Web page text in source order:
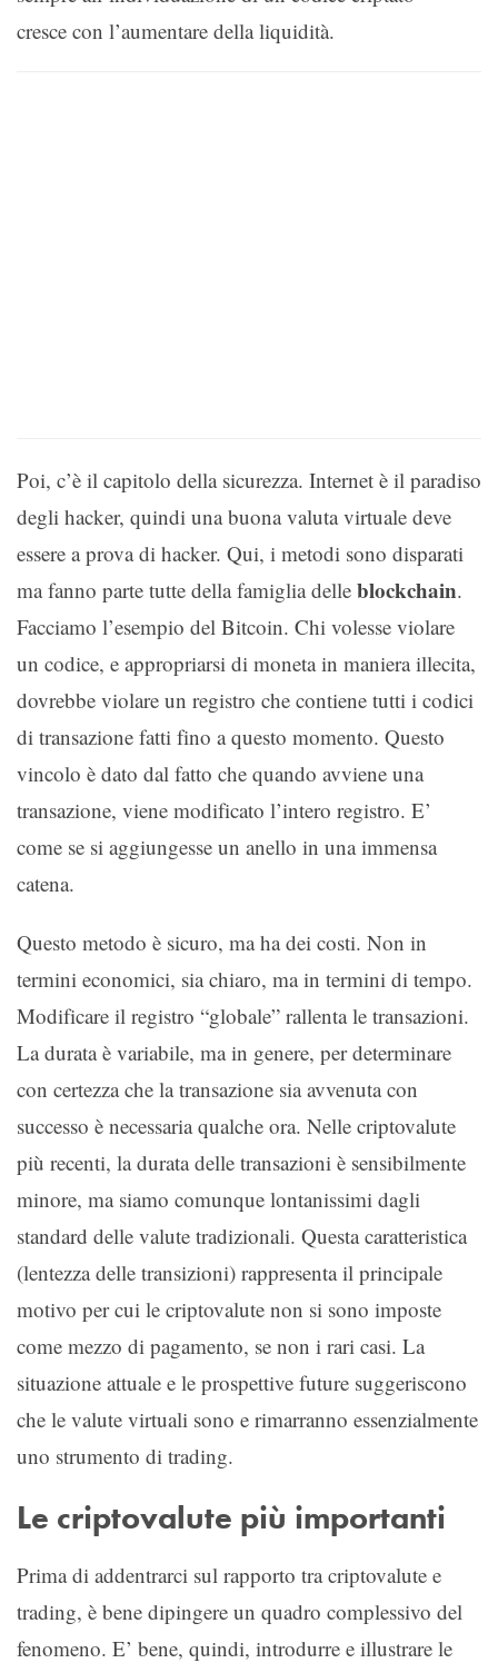
cresce con l’aumentare della liquidità.
Poi, c’è il capitolo della sicurezza. Internet è il paradiso
degli hacker, quindi una buona valuta virtuale deve
essere a prova di hacker. Qui, i metodi sono disparati
ma fanno parte tutte della famiglia delle blockchain.
Facciamo l’esempio del Bitcoin. Chi volesse violare
un codice, e appropriarsi di moneta in maniera illecita,
dovrebbe violare un registro che contiene tutti i codici
di transazione fatti fino a questo momento. Questo
vincolo è dato dal fatto che quando avviene una
transazione, viene modificato l’intero registro. E’
come se si aggiungesse un anello in una immensa
catena.
Questo metodo è sicuro, ma ha dei costi. Non in
termini economici, sia chiaro, ma in termini di tempo.
Modificare il registro “globale” rallenta le transazioni.
La durata è variabile, ma in genere, per determinare
con certezza che la transazione sia avvenuta con
successo è necessaria qualche ora. Nelle criptovalute
più recenti, la durata delle transazioni è sensibilmente
minore, ma siamo comunque lontanissimi dagli
standard delle valute tradizionali. Questa caratteristica
(lentezza delle transizioni) rappresenta il principale
motivo per cui le criptovalute non si sono imposte
come mezzo di pagamento, se non i rari casi. La
situazione attuale e le prospettive future suggeriscono
che le valute virtuali sono e rimarranno essenzialmente
uno strumento di trading.
Le criptovalute più importanti
Prima di addentrarci sul rapporto tra criptovalute e
trading, è bene dipingere un quadro complessivo del
fenomeno. E’ bene, quindi, introdurre e illustrare le